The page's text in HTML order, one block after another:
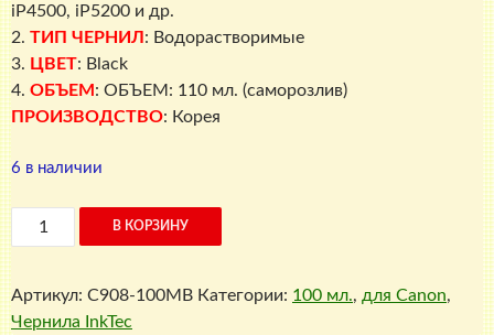
iP4500, iP5200 и др.
2. ТИП ЧЕРНИЛ : Водорастворимые
3. ЦВЕТ: Black
4. ОБЪЕМ : ОБЪЕМ: 110 мл. (саморозлив)
ПРОИЗВОДСТВО: Корея
6 в наличии
Количество
товара
Чернила
для
Canon
В КОРЗИНУ
Артикул: C908-100MB Категории: 100 мл., для Canon,
Чернила InkTec